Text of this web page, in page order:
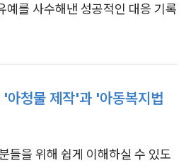
예를 사수해낸 성공적인 대응 기록
아청물 제작'과 '아동복지법
들을 위해 쉽게 이해하실 수 있도